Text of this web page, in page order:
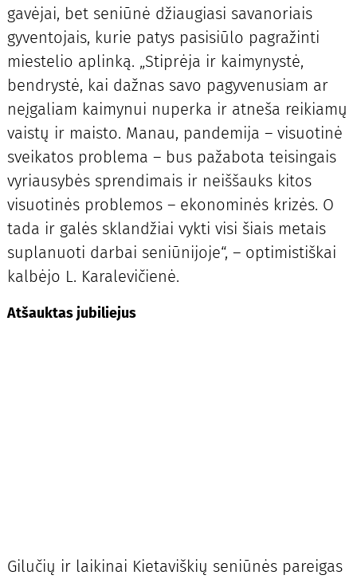
gavėjai, bet seniūnė džiaugiasi savanoriais
gyventojais, kurie patys pasisiūlo pagražinti
miestelio aplinką. „Stiprėja ir kaimynystė,
bendrystė, kai dažnas savo pagyvenusiam ar
neįgaliam kaimynui nuperka ir atneša reikiamų
vaistų ir maisto. Manau, pandemija – visuotinė
sveikatos problema – bus pažabota teisingais
vyriausybės sprendimais ir neiššauks kitos
visuotinės problemos – ekonominės krizės. O
tada ir galės sklandžiai vykti visi šiais metais
suplanuoti darbai seniūnijoje“, – optimistiškai
kalbėjo L. Karalevičienė.
Atšauktas jubiliejus
Gilučių ir laikinai Kietaviškių seniūnės pareigas